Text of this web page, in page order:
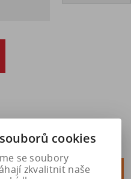
bez poplatku. Možná
Do košíku
cookies
se soubory
zkvalitnit naše